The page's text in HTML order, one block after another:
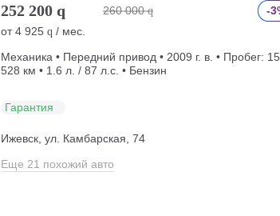
252 200 q 260 000 q
-
от4 925 q / мес.
Механика • Передний привод • 2009 г. в. • Пробег:
528 км • 1.6 л. / 87 л.с. • Бензин
Гарантия
Ижевск, ул. Камбарская, 74
Еще 21 похожий авто